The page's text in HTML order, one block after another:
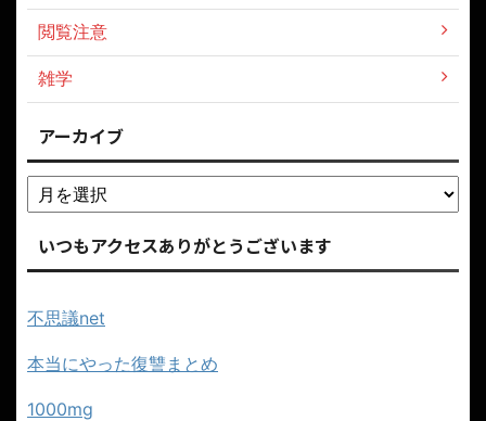
閲覧注意
雑学
アーカイブ
いつもアクセスありがとうございます
不思議net
本当にやった復讐まとめ
1000mg